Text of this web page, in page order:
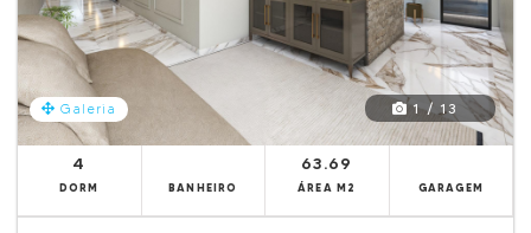
Galeria 1 / 13
4
DORM BANHEIRO
63.69
ÁREA M2 GARAGEM